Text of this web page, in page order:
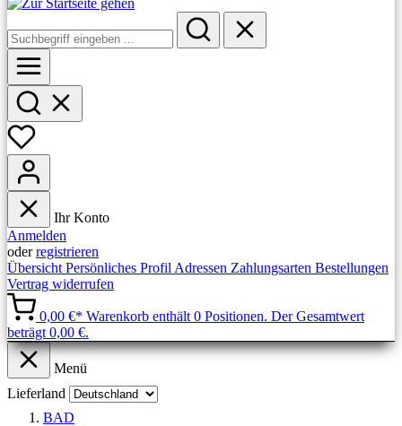
Ihr Konto
Anmelden
oderregistrieren
Übersicht Persönliches Profil Adressen Zahlungsarten Bestellungen
Vertrag widerrufen
0,00 €* Warenkorb enthält 0 Positionen. Der Gesamtwert
beträgt 0,00 €.
Menü
Lieferland
BAD